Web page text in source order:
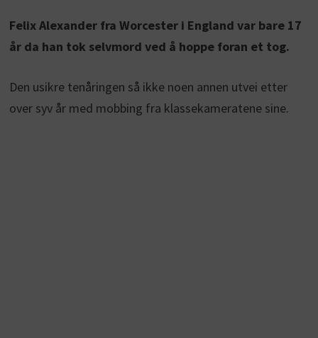
Felix Alexander fra Worcester i England var bare 17
år da han tok selvmord ved å hoppe foran et tog.
Den usikre tenåringen så ikke noen annen utvei etter
over syv år med mobbing fra klassekameratene sine.